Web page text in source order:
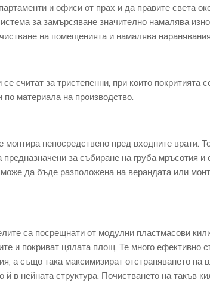
и офиси от прах и да правите света
за замърсяване значително намалява
на помещенията и намалява
считат за тристепенни, при които покритията
материала на производство.
монтира непосредствено пред входните врати.
за събиране на груба мръсотия и
да бъде разположена на верандата или
са посрещнати от модулни пластмасови
и покриват цялата площ. Те много ефективно
а също така максимизират отстраняването на
й в нейната структура. Почистването на такъв